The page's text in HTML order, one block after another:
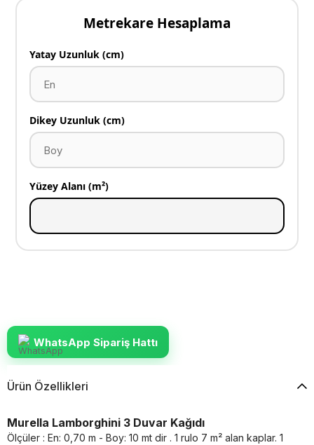
Metrekare Hesaplama
Yatay Uzunluk (cm)
Dikey Uzunluk (cm)
Yüzey Alanı (m²)
WhatsApp Sipariş Hattı
Ürün Özellikleri
Murella Lamborghini 3 Duvar Kağıdı
Ölçüler : En: 0,70 m - Boy: 10 mt dir . 1 rulo 7 m² alan kaplar. 1